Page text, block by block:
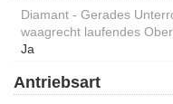
Diamant - Gerades
waagrecht laufendes
Ja
Antriebsart